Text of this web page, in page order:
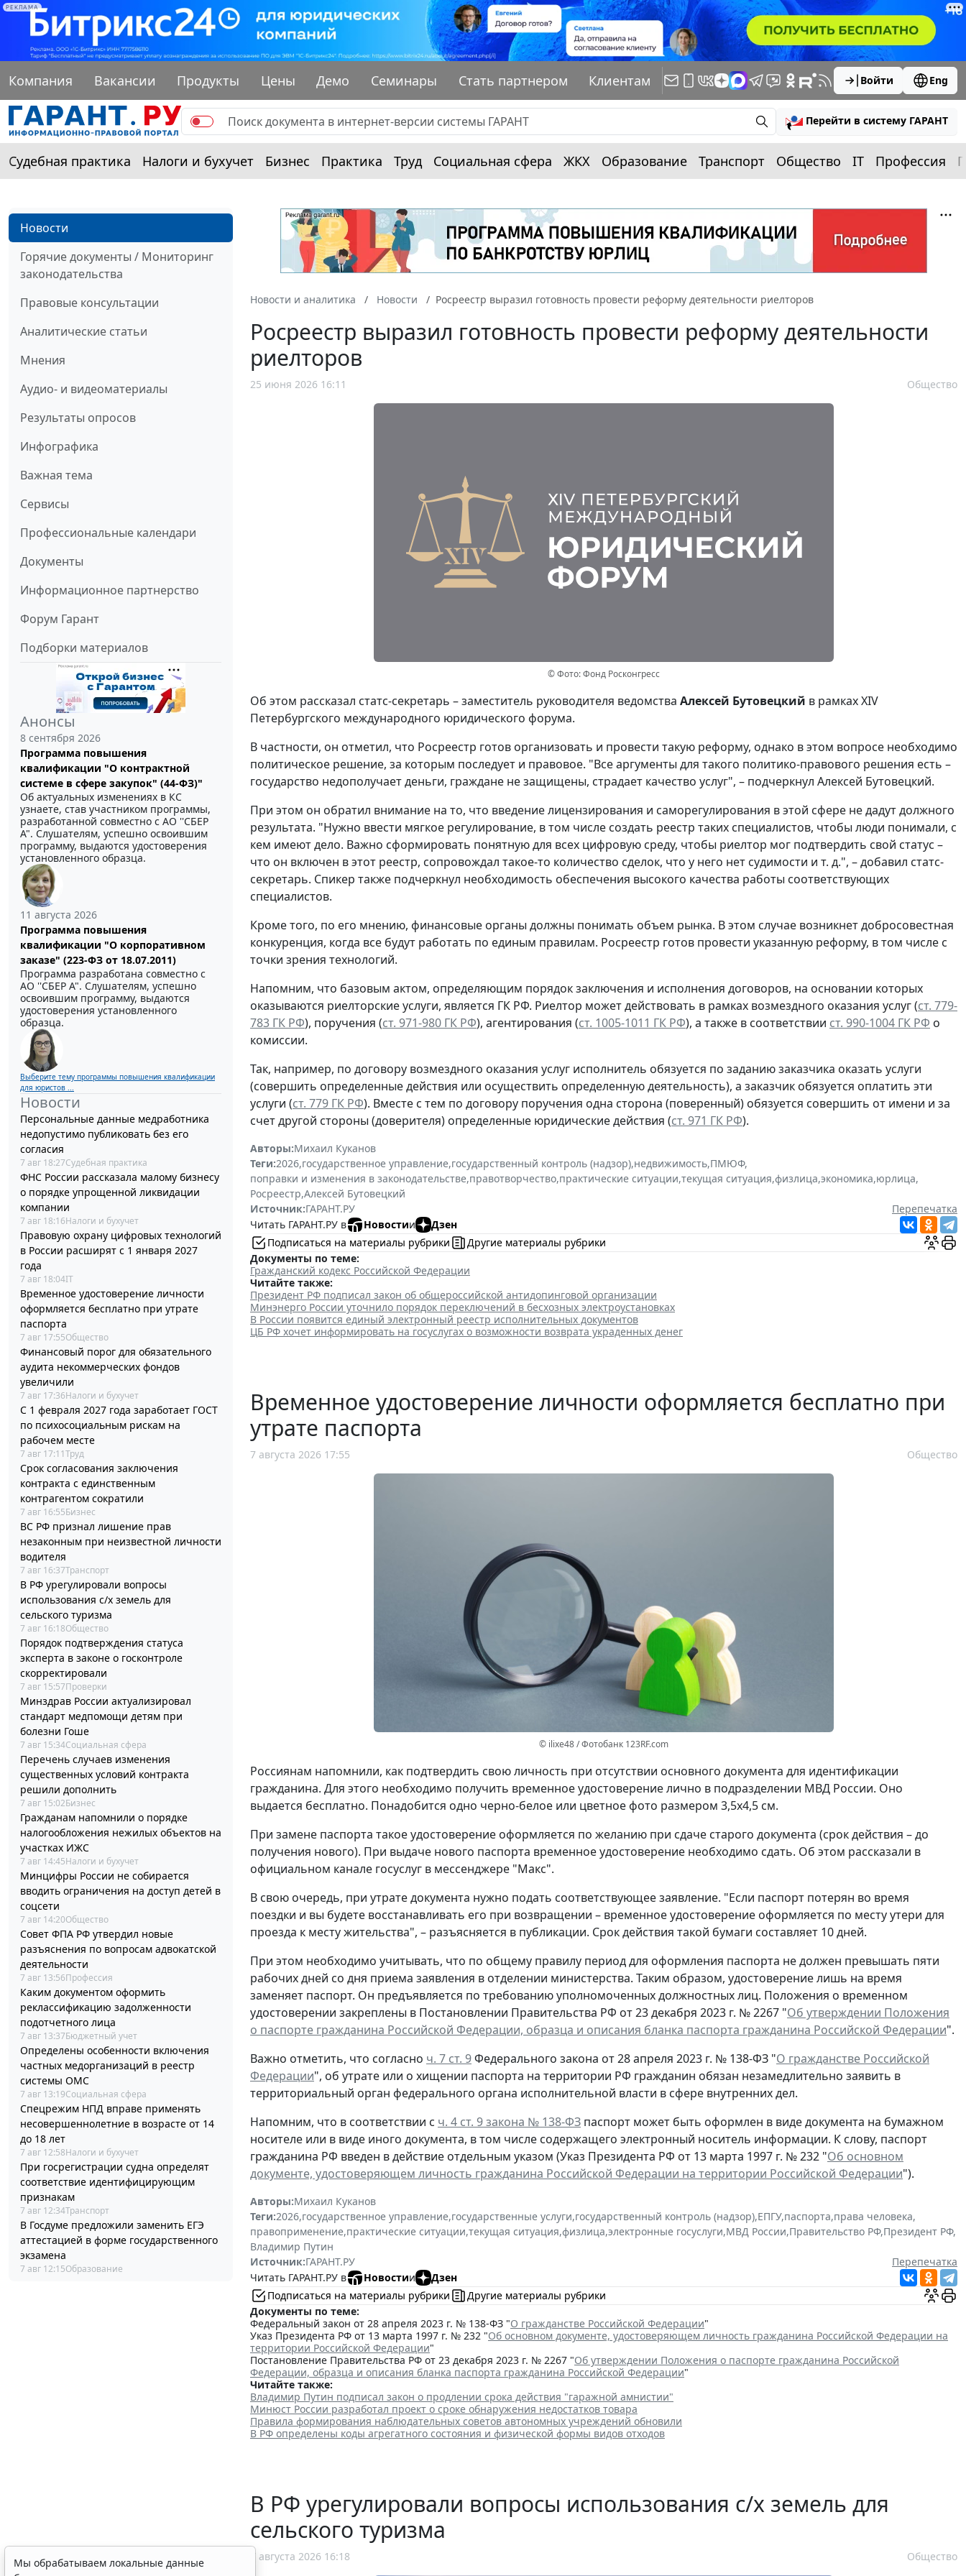
РЕКЛАМА
Компания Вакансии Продукты Цены Демо Семинары Стать партнером Клиентам Войти Eng
Перейти в систему ГАРАНТ
Судебная практика Налоги и бухучет Бизнес Практика Труд Социальная сфера ЖКХ Образование Транспорт Общество IT Профессия
Новости
Горячие документы / Мониторинг
законодательства
Правовые консультации
Аналитические статьи
Мнения
Аудио- и видеоматериалы
Результаты опросов
Инфографика
Важная тема
Сервисы
Профессиональные календари
Документы
Информационное партнерство
Форум Гарант
Подборки материалов
Анонсы
8 сентября 2026
Программа повышения
квалификации "О контрактной
системе в сфере закупок" (44-ФЗ)"
Об актуальных изменениях в КС
узнаете, став участником программы,
разработанной совместно с АО ''СБЕР
А". Слушателям, успешно освоившим
программу, выдаются удостоверения
установленного образца.
11 августа 2026
Программа повышения
квалификации "О корпоративном
заказе" (223-ФЗ от 18.07.2011)
Программа разработана совместно с
АО ''СБЕР А". Слушателям, успешно
освоившим программу, выдаются
удостоверения установленного
образца.
Выберите тему программы повышения квалификации
для юристов ...
Новости
Персональные данные медработника
недопустимо публиковать без его
согласия
7 авг 18:27Судебная практика
ФНС России рассказала малому бизнесу
о порядке упрощенной ликвидации
компании
7 авг 18:16Налоги и бухучет
Правовую охрану цифровых технологий
в России расширят с 1 января 2027
года
7 авг 18:04IT
Временное удостоверение личности
оформляется бесплатно при утрате
паспорта
7 авг 17:55Общество
Финансовый порог для обязательного
аудита некоммерческих фондов
увеличили
7 авг 17:36Налоги и бухучет
С 1 февраля 2027 года заработает ГОСТ
по психосоциальным рискам на
рабочем месте
7 авг 17:11Труд
Срок согласования заключения
контракта с единственным
контрагентом сократили
7 авг 16:55Бизнес
ВС РФ признал лишение прав
незаконным при неизвестной личности
водителя
7 авг 16:37Транспорт
В РФ урегулировали вопросы
использования с/х земель для
сельского туризма
7 авг 16:18Общество
Порядок подтверждения статуса
эксперта в законе о госконтроле
скорректировали
7 авг 15:57Проверки
Минздрав России актуализировал
стандарт медпомощи детям при
болезни Гоше
7 авг 15:34Социальная сфера
Перечень случаев изменения
существенных условий контракта
решили дополнить
7 авг 15:02Бизнес
Гражданам напомнили о порядке
налогообложения нежилых объектов на
участках ИЖС
7 авг 14:45Налоги и бухучет
Минцифры России не собирается
вводить ограничения на доступ детей в
соцсети
7 авг 14:20Общество
Совет ФПА РФ утвердил новые
разъяснения по вопросам адвокатской
деятельности
7 авг 13:56Профессия
Каким документом оформить
реклассификацию задолженности
подотчетного лица
7 авг 13:37Бюджетный учет
Определены особенности включения
частных медорганизаций в реестр
системы ОМС
7 авг 13:19Социальная сфера
Спецрежим НПД вправе применять
несовершеннолетние в возрасте от 14
до 18 лет
7 авг 12:58Налоги и бухучет
При госрегистрации судна определят
соответствие идентифицирующим
признакам
7 авг 12:34Транспорт
В Госдуме предложили заменить ЕГЭ
аттестацией в форме государственного
экзамена
7 авг 12:15Образование
Новости и аналитика Новости Росреестр выразил готовность провести реформу деятельности риелторов
Росреестр выразил готовность провести реформу деятельности
риелторов
25 июня 2026 16:11 Общество
© Фото: Фонд Росконгресс
Об этом рассказал статс-секретарь – заместитель руководителя ведомства Алексей Бутовецкий в рамках XIV
Петербургского международного юридического форума.
В частности, он отметил, что Росреестр готов организовать и провести такую реформу, однако в этом вопросе необходимо
политическое решение, за которым последует и правовое. "Все аргументы для такого политико-правового решения есть –
государство недополучает деньги, граждане не защищены, страдает качество услуг", – подчеркнул Алексей Бутовецкий.
При этом он обратил внимание на то, что введение лицензирования и саморегулирования в этой сфере не дадут должного
результата. "Нужно ввести мягкое регулирование, в том числе создать реестр таких специалистов, чтобы люди понимали, с
кем имеют дело. Важно сформировать понятную для всех цифровую среду, чтобы риелтор мог подтвердить свой статус –
что он включен в этот реестр, сопровождал такое-то количество сделок, что у него нет судимости и т. д.", – добавил статс-
секретарь. Спикер также подчеркнул необходимость обеспечения высокого качества работы соответствующих
специалистов.
Кроме того, по его мнению, финансовые органы должны понимать объем рынка. В этом случае возникнет добросовестная
конкуренция, когда все будут работать по единым правилам. Росреестр готов провести указанную реформу, в том числе с
точки зрения технологий.
Напомним, что базовым актом, определяющим порядок заключения и исполнения договоров, на основании которых
оказываются риелторские услуги, является ГК РФ. Риелтор может действовать в рамках возмездного оказания услуг (ст. 779-
783 ГК РФ), поручения (ст. 971-980 ГК РФ), агентирования (ст. 1005-1011 ГК РФ), а также в соответствии ст. 990-1004 ГК РФ о
комиссии.
Так, например, по договору возмездного оказания услуг исполнитель обязуется по заданию заказчика оказать услуги
(совершить определенные действия или осуществить определенную деятельность), а заказчик обязуется оплатить эти
услуги (ст. 779 ГК РФ). Вместе с тем по договору поручения одна сторона (поверенный) обязуется совершить от имени и за
счет другой стороны (доверителя) определенные юридические действия (ст. 971 ГК РФ).
Авторы:Михаил Куканов
Теги:2026,государственное управление,государственный контроль (надзор),недвижимость,ПМЮФ,
поправки и изменения в законодательстве,правотворчество,практические ситуации,текущая ситуация,физлица,экономика,юрлица,
Росреестр,Алексей Бутовецкий
Источник:ГАРАНТ.РУ
Перепечатка
Читать ГАРАНТ.РУ в
Новостии
Дзен
Подписаться на материалы рубрики
Другие материалы рубрики
Документы по теме:
Гражданский кодекс Российской Федерации
Читайте также:
Президент РФ подписал закон об общероссийской антидопинговой организации
Минэнерго России уточнило порядок переключений в бесхозных электроустановках
В России появится единый электронный реестр исполнительных документов
ЦБ РФ хочет информировать на госуслугах о возможности возврата украденных денег
Временное удостоверение личности оформляется бесплатно при
утрате паспорта
7 августа 2026 17:55 Общество
© ilixe48 / Фотобанк 123RF.com
Россиянам напомнили, как подтвердить свою личность при отсутствии основного документа для идентификации
гражданина. Для этого необходимо получить временное удостоверение лично в подразделении МВД России. Оно
выдается бесплатно. Понадобится одно черно-белое или цветное фото размером 3,5x4,5 см.
При замене паспорта такое удостоверение оформляется по желанию при сдаче старого документа (срок действия – до
получения нового). При выдаче нового паспорта временное удостоверение необходимо сдать. Об этом рассказали в
официальном канале госуслуг в мессенджере "Макс".
В свою очередь, при утрате документа нужно подать соответствующее заявление. "Если паспорт потерян во время
поездки и вы будете восстанавливать его при возвращении – временное удостоверение оформляется по месту утери для
проезда к месту жительства", – разъясняется в публикации. Срок действия такой бумаги составляет 10 дней.
При этом необходимо учитывать, что по общему правилу период для оформления паспорта не должен превышать пяти
рабочих дней со дня приема заявления в отделении министерства. Таким образом, удостоверение лишь на время
заменяет паспорт. Он предъявляется по требованию уполномоченных должностных лиц. Положения о временном
удостоверении закреплены в Постановлении Правительства РФ от 23 декабря 2023 г. № 2267 "Об утверждении Положения
о паспорте гражданина Российской Федерации, образца и описания бланка паспорта гражданина Российской Федерации".
Важно отметить, что согласно ч. 7 ст. 9Федерального закона от 28 апреля 2023 г. № 138-ФЗ "О гражданстве Российской
Федерации", об утрате или о хищении паспорта на территории РФ гражданин обязан незамедлительно заявить в
территориальный орган федерального органа исполнительной власти в сфере внутренних дел.
Напомним, что в соответствии с ч. 4 ст. 9 закона № 138-ФЗ паспорт может быть оформлен в виде документа на бумажном
носителе или в виде иного документа, в том числе содержащего электронный носитель информации. К слову, паспорт
гражданина РФ введен в действие отдельным указом (Указ Президента РФ от 13 марта 1997 г. № 232 "Об основном
документе, удостоверяющем личность гражданина Российской Федерации на территории Российской Федерации").
Авторы:Михаил Куканов
Теги:2026,государственное управление,государственные услуги,государственный контроль (надзор),ЕПГУ,паспорта,права человека,
правоприменение,практические ситуации,текущая ситуация,физлица,электронные госуслуги,МВД России,Правительство РФ,Президент РФ,
Владимир Путин
Источник:ГАРАНТ.РУ
Перепечатка
Читать ГАРАНТ.РУ в
Новостии
Дзен
Подписаться на материалы рубрики
Другие материалы рубрики
Документы по теме:
Федеральный закон от 28 апреля 2023 г. № 138-ФЗ "О гражданстве Российской Федерации"
Указ Президента РФ от 13 марта 1997 г. № 232 "Об основном документе, удостоверяющем личность гражданина Российской Федерации на
территории Российской Федерации"
Постановление Правительства РФ от 23 декабря 2023 г. № 2267 "Об утверждении Положения о паспорте гражданина Российской
Федерации, образца и описания бланка паспорта гражданина Российской Федерации"
Читайте также:
Владимир Путин подписал закон о продлении срока действия "гаражной амнистии"
Минюст России разработал проект о сроке обнаружения недостатков товара
Правила формирования наблюдательных советов автономных учреждений обновили
В РФ определены коды агрегатного состояния и физической формы видов отходов
В РФ урегулировали вопросы использования с/х земель для
сельского туризма
7 августа 2026 16:18 Общество
Мы обрабатываем локальные данные